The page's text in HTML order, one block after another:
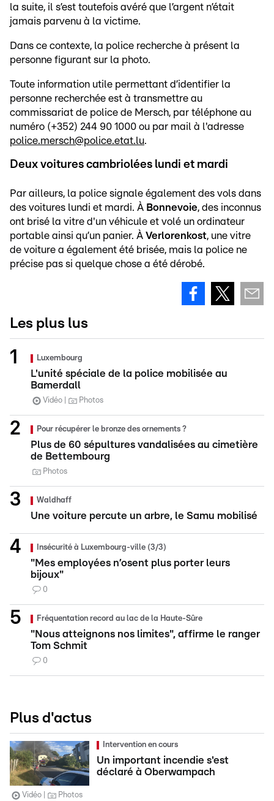
la suite, il s’est toutefois avéré que l’argent n’était
jamais parvenu à la victime.
Dans ce contexte, la police recherche à présent la
personne figurant sur la photo.
Toute information utile permettant d’identifier la
personne recherchée est à transmettre au
commissariat de police de Mersch, par téléphone au
numéro (+352) 244 90 1000 ou par mail à l'adresse
police.mersch@police.etat.lu.
Deux voitures cambriolées lundi et mardi
Par ailleurs, la police signale également des vols dans
des voitures lundi et mardi. À Bonnevoie, des inconnus
ont brisé la vitre d'un véhicule et volé un ordinateur
portable ainsi qu’un panier. À Verlorenkost, une vitre
de voiture a également été brisée, mais la police ne
précise pas si quelque chose a été dérobé.
Les plus lus
Luxembourg
L'unité spéciale de la police mobilisée au
Bamerdall
Vidéo Photos
Pour récupérer le bronze des ornements ?
Plus de 60 sépultures vandalisées au cimetière
de Bettembourg
Photos
Waldhaff
Une voiture percute un arbre, le Samu mobilisé
Insécurité à Luxembourg-ville (3/3)
"Mes employées n’osent plus porter leurs
bijoux"
0
Fréquentation record au lac de la Haute-Sûre
"Nous atteignons nos limites", affirme le ranger
Tom Schmit
0
Plus d'actus
Intervention en cours
Un important incendie s'est
déclaré à Oberwampach
Vidéo Photos